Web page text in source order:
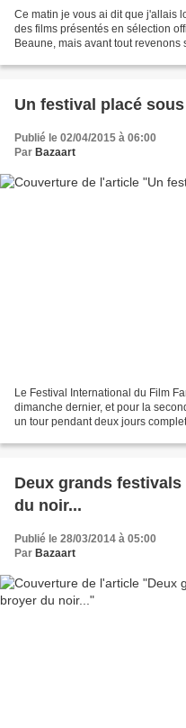
Ce matin je vous ai dit que j'allais
des films présentés en sélection
Beaune, mais avant tout
Un festival placé
Publié le 02/04/2015 à 06:00
Par Bazaart
Le Festival International du Film
dimanche dernier, et pour la
un tour pendant deux jours
Deux grands
du noir...
Publié le 28/03/2014 à 05:00
Par Bazaart